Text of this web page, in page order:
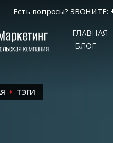
Есть вопросы? ЗВОНИТЕ:
ГЛАВНАЯ
БЛОГ
ТЭГИ